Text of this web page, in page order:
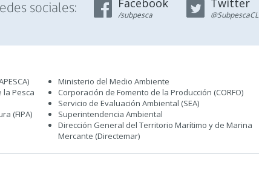
sociales: Facebook
/subpesca
Twitter
@SubpescaCL
Pesca
(FIPA)
Ministerio del Medio Ambiente
Corporación de Fomento de la Producción (CORFO)
Servicio de Evaluación Ambiental (SEA)
Superintendencia Ambiental
Dirección General del Territorio Marítimo y de Marina
Mercante (Directemar)